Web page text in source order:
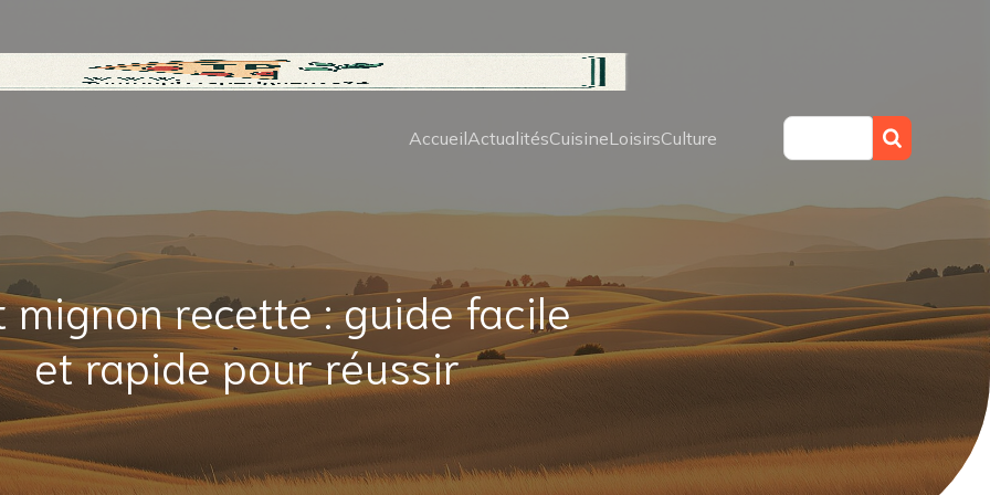
AccueilActualitésCuisineLoisirsCulture
mignon recette : guide facile
et rapide pour réussir